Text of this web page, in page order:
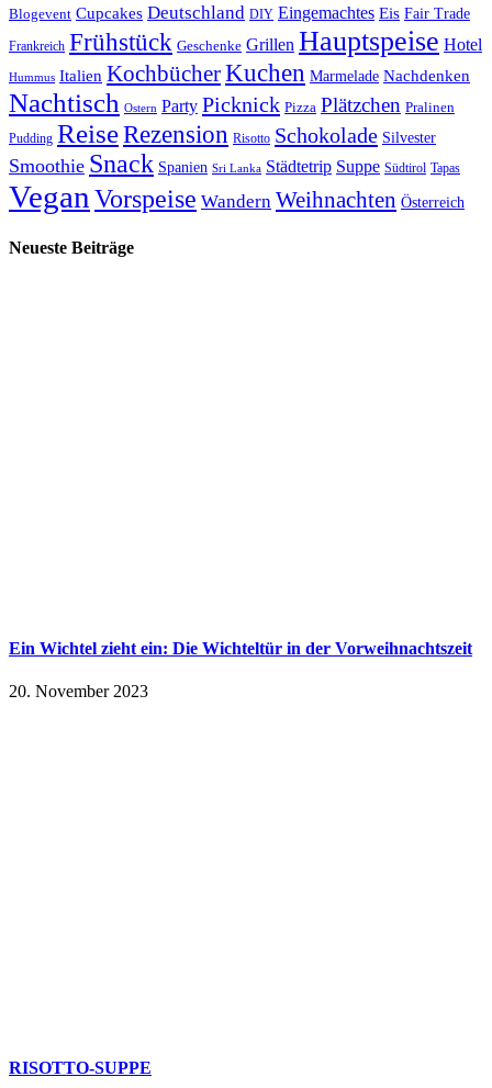
Blogevent Cupcakes Deutschland DIY Eingemachtes Eis Fair Trade
Frankreich Frühstück Geschenke Grillen Hauptspeise Hotel
Hummus Italien KochbücherKuchen Marmelade Nachdenken
Nachtisch Ostern Party Picknick Pizza Plätzchen Pralinen
Pudding ReiseRezension Risotto Schokolade Silvester
Smoothie Snack Spanien Sri Lanka Städtetrip Suppe Südtirol Tapas
Vegan Vorspeise Wandern Weihnachten Österreich
Neueste Beiträge
Ein Wichtel zieht ein: Die Wichteltür in der Vorweihnachtszeit
20. November 2023
RISOTTO-SUPPE